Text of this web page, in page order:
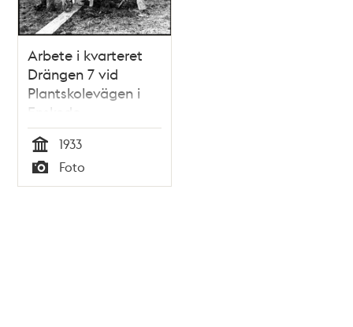
Arbete i kvarteret
Drängen 7 vid
Plantskolevägen i
Enskede
småstugeområde
Tid
1933
Typ
Foto